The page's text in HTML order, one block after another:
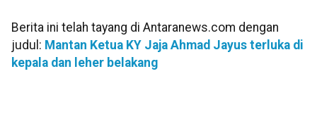
Berita ini telah tayang di Antaranews.com dengan
judul: Mantan Ketua KY Jaja Ahmad Jayus terluka di
kepala dan leher belakang